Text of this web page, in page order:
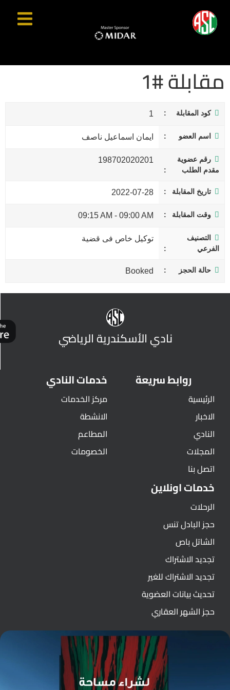
مقابلة #1
كود المقابلة 1
اسم العضو ايمان اسماعيل ناصف
رقم عضوية
مقدم الطلب
198702020201
تاريخ المقابلة 2022-07-28
وقت المقابلة 09:00 AM
-
09:15 AM
التصنيف
الفرعي
توكيل خاص فى قضية
حالة الحجز Booked
نادي الأسكندرية الرياضي
روابط سريعة
الرئيسية
الاخبار
النادي
المجلات
اتصل بنا
خدمات النادي
مركز الخدمات
الانشطة
المطاعم
الخصومات
خدمات اونلاين
الرحلات
حجز البادل تنس
الشاتل باص
تجديد الاشتراك
تجديد الاشتراك للغير
تحديث بيانات العضوية
حجز الشهر العقاري